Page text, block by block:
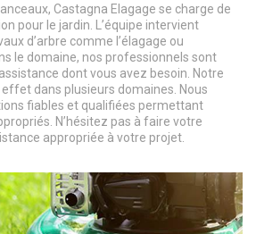
Castagna Elagage se charge de
pour le jardin. L’équipe intervient
d’arbre comme l’élagage ou
le domaine, nos professionnels sont
dont vous avez besoin. Notre
dans plusieurs domaines. Nous
fiables et qualifiées permettant
N’hésitez pas à faire votre
appropriée à votre projet.